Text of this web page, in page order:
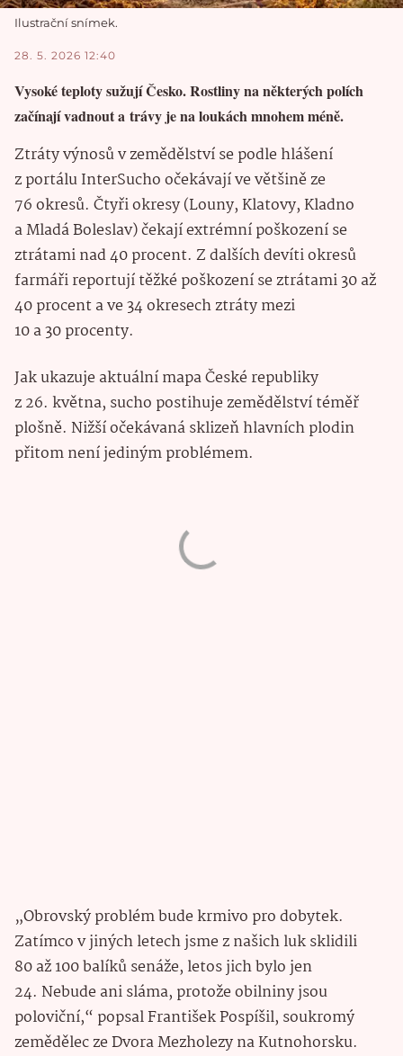
Ilustrační snímek.
28. 5. 2026 12:40
Vysoké teploty sužují Česko. Rostliny na některých polích
začínají vadnout a trávy je na loukách mnohem méně.
Ztráty výnosů v zemědělství se podle hlášení
z portálu InterSucho očekávají ve většině ze
76 okresů. Čtyři okresy (Louny, Klatovy, Kladno
a Mladá Boleslav) čekají extrémní poškození se
ztrátami nad 40 procent. Z dalších devíti okresů
farmáři reportují těžké poškození se ztrátami 30 až
40 procent a ve 34 okresech ztráty mezi
10 a 30 procenty.
Jak ukazuje aktuální mapa České republiky
z 26. května, sucho postihuje zemědělství téměř
plošně. Nižší očekávaná sklizeň hlavních plodin
přitom není jediným problémem.
„Obrovský problém bude krmivo pro dobytek.
Zatímco v jiných letech jsme z našich luk sklidili
80 až 100 balíků senáže, letos jich bylo jen
24. Nebude ani sláma, protože obilniny jsou
poloviční,“ popsal František Pospíšil, soukromý
zemědělec ze Dvora Mezholezy na Kutnohorsku.